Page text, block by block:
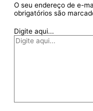
O seu endereço de e-
obrigatórios são
Digite aqui...